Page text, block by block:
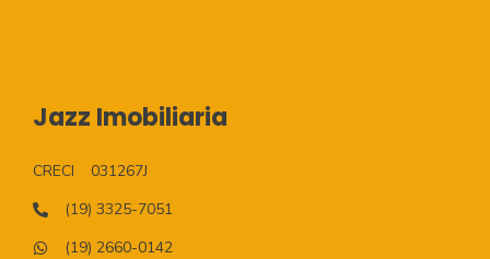
Jazz Imobiliaria
CRECI
031267J
(19) 3325-7051
(19) 2660-0142